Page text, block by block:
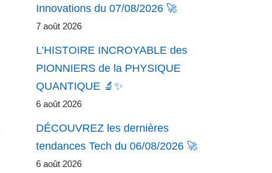
Innovations du 07/08/2026 🚀
7 août 2026
L’HISTOIRE INCROYABLE des
PIONNIERS de la PHYSIQUE
QUANTIQUE 🔬✨
6 août 2026
DÉCOUVREZ les dernières
tendances Tech du 06/08/2026 🚀
6 août 2026